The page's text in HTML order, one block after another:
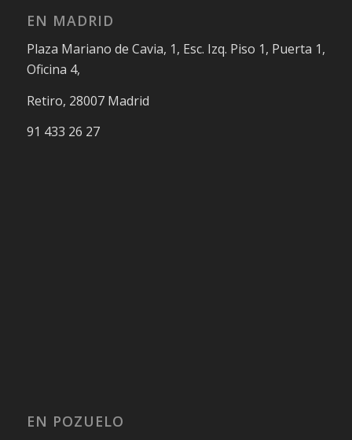
EN MADRID
Plaza Mariano de Cavia, 1, Esc. Izq. Piso 1, Puerta 1,
Oficina 4,
Retiro, 28007 Madrid
91 433 26 27
EN POZUELO